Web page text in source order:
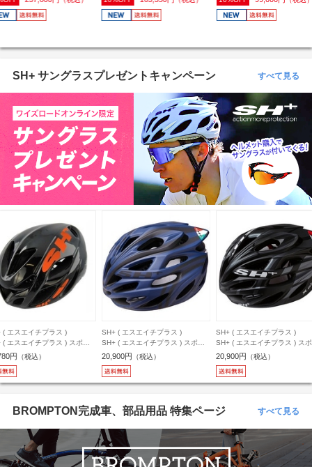
( コスミック ) SL 32
21MM 前後セット/シマノHG
COSMIC ( コスミック ) S 42
DISC 前後セット/シマノHG
KSYRIUM ( キシリウム ) S
USTチューブレス 前後セット
SH+ サングラスプレゼントキャンペーン すべて見る
( エスエイチプラス )
( エスエイチプラス ) スポー
メット SHIROCCO ( シロッ
61cm )
円 （税込）
SH+ ( エスエイチプラス )
SH+ ( エスエイチプラス ) スポー
ツヘルメット SHABLI S-LINE ( シ
マット / ブラック ワンサイズ ( 55-
60cm )
20,900円 （税込）
SH+ ( エスエイチプラス )
SH+ ( エスエイチプラス ) ス
ツヘルメット SHABLI X-
ブラック / アンスラサイト ワ
イズ ( 55-60cm )
20,900円 （税込）
BROMPTON完成車、部品用品 特集ページ すべて見る